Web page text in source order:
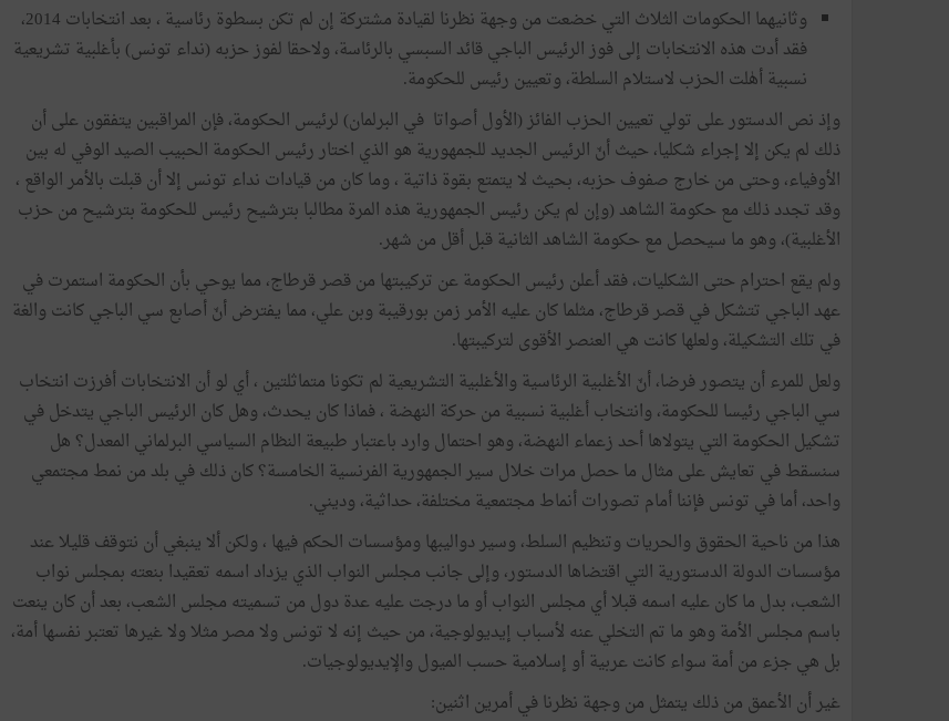
وثانيهما الحكومات الثلاث التي خضعت من وجهة نظرنا لقيادة مشتركة إن لم تكن بسطوة رئاسية ، بعد انتخابات 2014،
فقد أدت هذه الانتخابات إلى فوز الرئيس الباجي قائد السبسي بالرئاسة، ولاحقا لفوز حزبه (نداء تونس) بأغلبية تشريعية
نسبية أهٰلت الحزب لاستلام السلطة، وتعيين رئيس للحكومة.
وإذ نص الدستور على تولي تعيين الحزب الفائز (الأول أصواتا في البرلمان) لرئيس الحكومة، فإن المراقبين يتفقون على أن
ذلك لم يكن إلا إجراء شكليا، حيث أنّ الرئيس الجديد للجمهورية هو الذي اختار رئيس الحكومة الحبيب الصيد الوفي له بين
الأوفياء، وحتى من خارج صفوف حزبه، بحيث لا يتمتع بقوة ذاتية ، وما كان من قيادات نداء تونس إلا أن قبلت بالأمر الواقع ،
وقد تجدد ذلك مع حكومة الشاهد (وإن لم يكن رئيس الجمهورية هذه المرة مطالبا بترشيح رئيس للحكومة بترشيح من حزب
الأغلبية)، وهو ما سيحصل مع حكومة الشاهد الثانية قبل أقل من شهر.
ولم يقع احترام حتى الشكليات، فقد أعلن رئيس الحكومة عن تركيبتها من قصر قرطاج، مما يوحي بأن الحكومة استمرت في
عهد الباجي تتشكل في قصر قرطاج، مثلما كان عليه الأمر زمن بورقيبة وبن علي، مما يفترض أنّ أصابع سي الباجي كانت والغة
في تلك التشكيلة، ولعلها كانت هي العنصر الأقوى لتركيبتها.
ولعل للمرء أن يتصور فرضا، أنّ الأغلبية الرئاسية والأغلبية التشريعية لم تكونا متماثلتين ، أي لو أن الانتخابات أفرزت انتخاب
سي الباجي رئيسا للحكومة، وانتخاب أغلبية نسبية من حركة النهضة ، فماذا كان يحدث، وهل كان الرئيس الباجي يتدخل في
تشكيل الحكومة التي يتولاها أحد زعماء النهضة، وهو احتمال وارد باعتبار طبيعة النظام السياسي البرلماني المعدل؟ هل
سنسقط في تعايش على مثال ما حصل مرات خلال سير الجمهورية الفرنسية الخامسة؟ كان ذلك في بلد من نمط مجتمعي
واحد، أما في تونس فإننا أمام تصورات أنماط مجتمعية مختلفة، حداثية، وديني.
هذا من ناحية الحقوق والحريات وتنظيم السلط، وسير دواليبها ومؤسسات الحكم فيها ، ولكن ألا ينبغي أن نتوقف قليلا عند
مؤسسات الدولة الدستورية التي اقتضاها الدستور، وإلى جانب مجلس النواب الذي يزداد اسمه تعقيدا بنعته بمجلس نواب
الشعب، بدل ما كان عليه اسمه قبلا أي مجلس النواب أو ما درجت عليه عدة دول من تسميته مجلس الشعب، بعد أن كان ينعت
باسم مجلس الأمة وهو ما تم التخلي عنه لأسباب إيديولوجية، من حيث إنه لا تونس ولا مصر مثلا ولا غيرها تعتبر نفسها أمة،
بل هي جزء من أمة سواء كانت عربية أو إسلامية حسب الميول والإيديولوجيات.
غير أن الأعمق من ذلك يتمثل من وجهة نظرنا في أمرين اثنين: